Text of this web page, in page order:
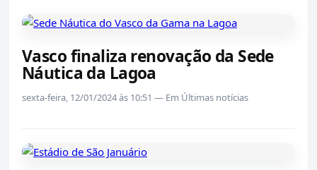
Vasco finaliza renovação da Sede
Náutica da Lagoa
sexta-feira, 12/01/2024 às 10:51 — Em Últimas notícias